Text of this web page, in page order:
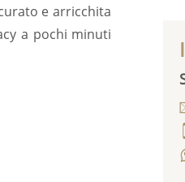
e arricchita
a pochi minuti